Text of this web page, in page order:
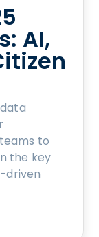
AI,
to
the key
driven